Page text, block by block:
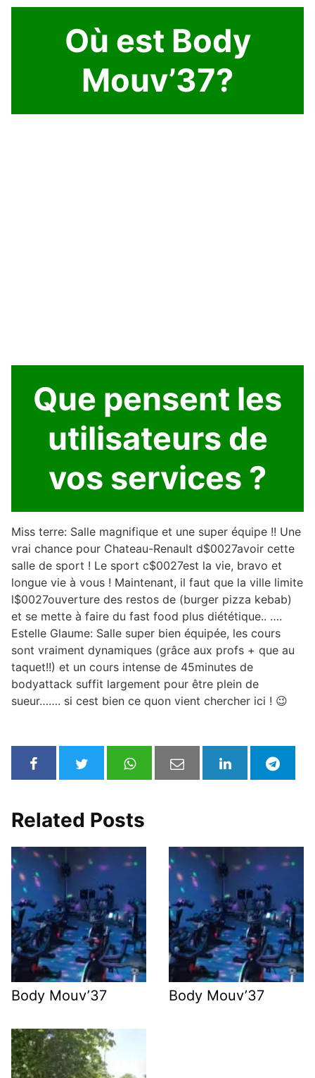
Où est Body
Mouv’37?
Que pensent les
utilisateurs de
vos services ?
Miss terre: Salle magnifique et une super équipe !! Une
vrai chance pour Chateau-Renault d$0027avoir cette
salle de sport ! Le sport c$0027est la vie, bravo et
longue vie à vous ! Maintenant, il faut que la ville limite
l$0027ouverture des restos de (burger pizza kebab)
et se mette à faire du fast food plus diététique.. ….
Estelle Glaume: Salle super bien équipée, les cours
sont vraiment dynamiques (grâce aux profs + que au
taquet!!) et un cours intense de 45minutes de
bodyattack suffit largement pour être plein de
sueur……. si cest bien ce quon vient chercher ici ! 😉
Related Posts
Body Mouv’37 Body Mouv’37